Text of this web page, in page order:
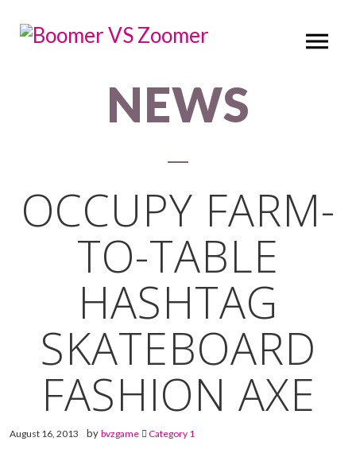
NEWS
OCCUPY FARM-
TO-TABLE
HASHTAG
SKATEBOARD
FASHION AXE
August 16, 2013 by bvzgame Category 1